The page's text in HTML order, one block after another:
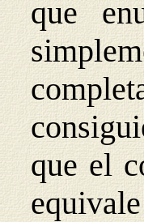
que
que el